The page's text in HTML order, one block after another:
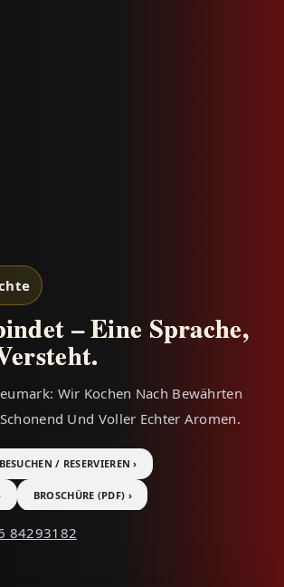
– Eine Sprache,
Wir Kochen Nach Bewährten
Und Voller Echter Aromen.
BESUCHEN / RESERVIEREN ›
BROSCHÜRE (PDF) ›
84293182